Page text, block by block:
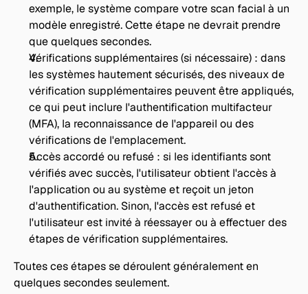
exemple, le système compare votre scan facial à un
modèle enregistré. Cette étape ne devrait prendre
que quelques secondes.
Vérifications supplémentaires (si nécessaire) : dans
les systèmes hautement sécurisés, des niveaux de
vérification supplémentaires peuvent être appliqués,
ce qui peut inclure l'authentification multifacteur
(MFA), la reconnaissance de l'appareil ou des
vérifications de l'emplacement.
Accès accordé ou refusé : si les identifiants sont
vérifiés avec succès, l'utilisateur obtient l'accès à
l'application ou au système et reçoit un jeton
d'authentification. Sinon, l'accès est refusé et
l'utilisateur est invité à réessayer ou à effectuer des
étapes de vérification supplémentaires.
Toutes ces étapes se déroulent généralement en
quelques secondes seulement.